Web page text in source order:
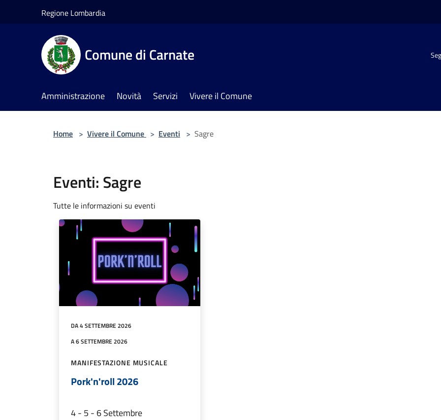
Regione Lombardia
Comune di Carnate
Amministrazione Novità Servizi Vivere il Comune
Home > Vivere il Comune > Eventi > Sagre
Eventi: Sagre
Tutte le informazioni su eventi
DA 4 SETTEMBRE 2026
A 6 SETTEMBRE 2026
MANIFESTAZIONE MUSICALE
Pork'n'roll 2026
4 - 5 - 6 Settembre